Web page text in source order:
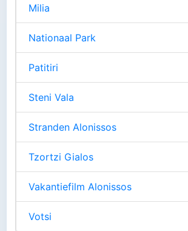
Milia
Nationaal Park
Patitiri
Steni Vala
Stranden Alonissos
Tzortzi Gialos
Vakantiefilm Alonissos
Votsi